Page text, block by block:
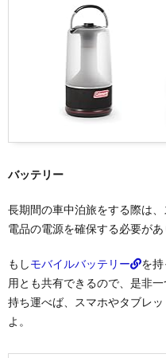
バッテリー
長期間の車中泊旅をする際は
電品の電源を確保する必要があ
もしモバイルバッテリー
を
用とも共有できるので、是非
持ち運べば、スマホやタブレ
よ。